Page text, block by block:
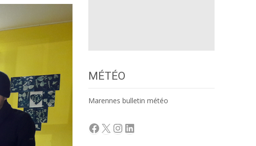
MÉTÉO
Marennes bulletin météo
Facebook
X Instagram
LinkedIn